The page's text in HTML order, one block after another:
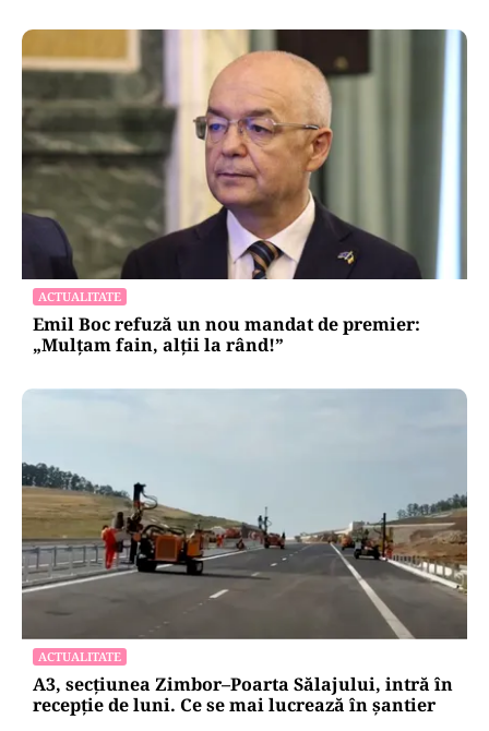
ACTUALITATE
Emil Boc refuză un nou mandat de premier:
„Mulțam fain, alții la rând!”
ACTUALITATE
A3, secțiunea Zimbor–Poarta Sălajului, intră în
recepție de luni. Ce se mai lucrează în șantier